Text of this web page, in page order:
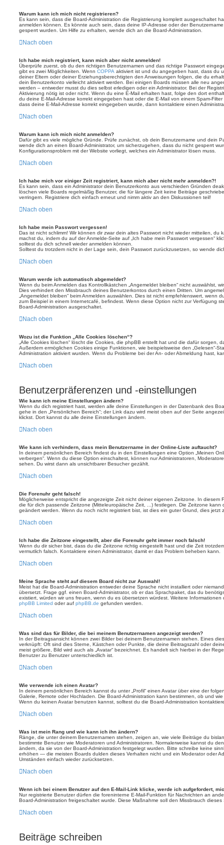
Warum kann ich mich nicht registrieren?
Es kann sein, dass die Board-Administration die Registrierung komplett ausgeschaltet
anmelden können. Es könnte auch sein, dass deine IP-Adresse oder der
gesperrt wurden. Um Hilfe zu erhalten, wende dich an die Board-Administration.
Nach oben
Ich habe mich registriert, kann mich aber nicht anmelden!
Überprüfe zuerst, ob du den richtigen Benutzernamen und das richtige Passwort
gibt es zwei Möglichkeiten. Wenn COPPA aktiviert ist und du angegeben hast, dass du
deiner Eltern oder deiner Erziehungsberechtigten den Anweisungen folgen, die du
dein Benutzerkonto vielleicht aktiviert werden. Bei einigen Boards müssen alle neu
werden – entweder musst du dies selbst erledigen oder ein Administrator. Bei der
Aktivierung nötig ist oder nicht. Wenn du eine E-Mail erhalten hast, folge den dort
du deine E-Mail-Adresse korrekt eingegeben hast oder die E-Mail von einem Spam-
dass deine E-Mail-Adresse korrekt eingegeben wurde, dann kontaktiere einen
Nach oben
Warum kann ich mich nicht anmelden?
Dafür gibt es viele mögliche Gründe. Prüfe zunächst, ob dein Benutzername und dein
wende dich an einen Board-Administrator, um sicherzugehen, dass du nicht gesperrt
Konfigurationsproblem mit der Website vorliegt, welches ein Administrator lösen muss.
Nach oben
Ich habe mich vor einiger Zeit registriert, kann mich aber nicht mehr anmelden?!
Es kann sein, dass ein Administrator dein Benutzerkonto aus verschieden Gründen
löschen viele Boards regelmäßig Benutzer, die für längere Zeit keine Beiträge
verringern. Registriere dich einfach erneut und nimm aktiv an den Diskussionen teil!
Nach oben
Ich habe mein Passwort vergessen!
Das ist nicht schlimm! Wir können dir zwar dein altes Passwort nicht wieder mitteilen, du
machst du, indem du auf der Anmelde-Seite auf „Ich habe mein Passwort vergessen“
solltest du dich schnell wieder anmelden können.
Solltest du trotzdem nicht in der Lage sein, dein Passwort zurückzusetzen, so wende
Nach oben
Warum werde ich automatisch abgemeldet?
Wenn du beim Anmelden das Kontrollkästchen „Angemeldet bleiben“ nicht auswählst,
Dies verhindert den Missbrauch deines Benutzerkontos durch einen Dritten. Um
„Angemeldet bleiben“ beim Anmelden auswählen. Dies ist nicht empfehlenswert, wenn
zum Beispiel in einem Internetcafé, befindest. Wenn diese Option nicht zur Verfügung
Board-Administration ausgeschaltet.
Nach oben
Wozu ist die Funktion „Alle Cookies löschen“?
„Alle Cookies löschen“ löscht die Cookies, die phpBB erstellt hat und die dafür sorgen,
Außerdem ermöglichen Cookies einige Funktionen, wie beispielsweise den „Gelesen“-
Administration aktiviert wurden. Wenn du Probleme bei der An- oder Abmeldung hast,
Nach oben
Benutzerpräferenzen und -einstellungen
Wie kann ich meine Einstellungen ändern?
Wenn du dich registriert hast, werden alle deine Einstellungen in der Datenbank des
gehe in den „Persönlichen Bereich“; der Link dazu wird meist oben auf der Seite
klickst. Dort kannst du alle deine Einstellungen ändern.
Nach oben
Wie kann ich verhindern, dass mein Benutzername in der Online-Liste auftaucht?
In deinem persönlichen Bereich findest du in den Einstellungen eine Option „Meinen
verbergen“. Wenn du diese Option einschaltest, können nur Administratoren,
sehen. Du wirst dann als unsichtbarer Besucher gezählt.
Nach oben
Die Forenuhr geht falsch!
Möglicherweise entspricht die angezeigte Zeit nicht deiner eigenen Zeitzone. In diesem
die für dich passende Zeitzone (Mitteleuropäische Zeit, ...) festlegen. Die Zeitzone kann
geändert werden. Wenn du noch nicht registriert bist, ist dies ein guter Grund, dies jetzt
Nach oben
Ich habe die Zeitzone eingestellt, aber die Forenuhr geht immer noch falsch!
Wenn du dir sicher bist, dass du die Zeitzone richtig eingestellt hast und die Zeit
vermutlich falsch. Kontaktiere einen Administrator, damit er das Problem beheben kann.
Nach oben
Meine Sprache steht auf diesem Board nicht zur Auswahl!
Meist hat die Board-Administration entweder deine Sprache nicht installiert oder
übersetzt. Frage ggf. einen Board-Administrator, ob er das Sprachpaket, das du
existiert, würden wir uns freuen, wenn du es übersetzen würdest. Weitere
phpBB Limited oder auf phpBB.de gefunden werden.
Nach oben
Was sind das für Bilder, die bei meinem Benutzernamen angezeigt werden?
In der Beitragsansicht können zwei Bilder bei deinem Benutzernamen stehen. Eines
verknüpft: Oft sind dies Sterne, Kästchen oder Punkte, die deine Beitragszahl oder
meist größere, Bild wird auch als „Avatar“ bezeichnet. Es handelt sich hierbei in der
Benutzer zu Benutzer unterschiedlich ist.
Nach oben
Wie verwende ich einen Avatar?
In deinem persönlichen Bereich kannst du unter „Profil“ einen Avatar über eine der
Galerie, Remote oder Hochladen. Die Board-Administration kann bestimmen, ob und
Wenn du keinen Avatar benutzen kannst, solltest du die Board-Administration
Nach oben
Was ist mein Rang und wie kann ich ihn ändern?
Ränge, die unter deinem Benutzernamen stehen, zeigen an, wie viele Beiträge du
bestimmte Benutzer wie Moderatoren und Administratoren. Normalerweise kannst du
ändern, da sie von der Board-Administration festgelegt wurden. Bitte schreibe keine
erhöhen — die meisten Boards dulden dieses Verhalten nicht und ein Moderator oder
Umständen einfach wieder zurücksetzen.
Nach oben
Wenn ich bei einem Benutzer auf den E-Mail-Link klicke, werde ich aufgefordert,
Nur registrierte Benutzer dürfen die foreninterne E-Mail-Funktion für Nachrichten an
Board-Administration freigeschaltet wurde. Diese Maßnahme soll den Missbrauch
Nach oben
Beiträge schreiben